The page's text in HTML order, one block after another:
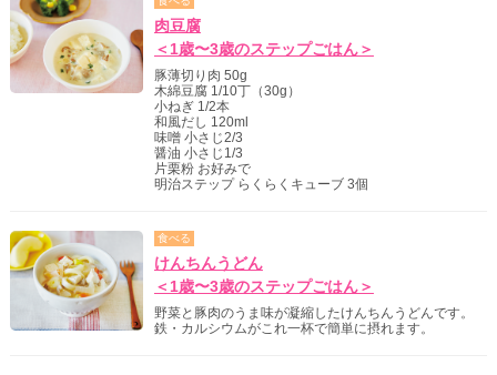
肉豆腐
＜1歳〜3歳のステップごはん＞
豚薄切り肉 50g
木綿豆腐 1/10丁（30g）
小ねぎ 1/2本
和風だし 120ml
味噌 小さじ2/3
醤油 小さじ1/3
片栗粉 お好みで
明治ステップ らくらくキューブ 3個
食べる
けんちんうどん
＜1歳〜3歳のステップごはん＞
野菜と豚肉のうま味が凝縮したけんちんうどんです。
鉄・カルシウムがこれ一杯で簡単に摂れます。